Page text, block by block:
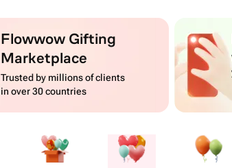
Flowwow Gifting
Marketplace
Trusted by millions of clients
in over 30 countries